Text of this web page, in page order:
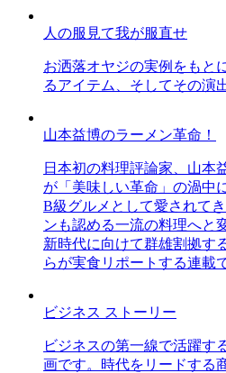
人の服見て我が服直せ
お洒落オヤジの実例をもと
るアイテム、そしてその演
山本益博のラーメン革命！
日本初の料理評論家、山本
が「美味しい革命」の渦中
B級グルメとして愛されて
ンも認める一流の料理へと
新時代に向けて群雄割拠す
らが実食リポートする連載
ビジネス ストーリー
ビジネスの第一線で活躍す
画です。時代をリードする